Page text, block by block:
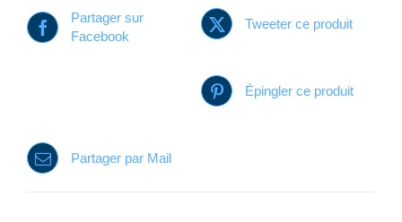
Partager sur
Facebook
Tweeter ce produit
Épingler ce produit
Partager par Mail